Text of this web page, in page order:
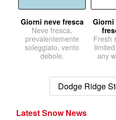
Giorni neve fresca
Neve fresca,
prevalentemente
soleggiato, vento
debole.
Giorni
Fresh
any
Dodge Ridge